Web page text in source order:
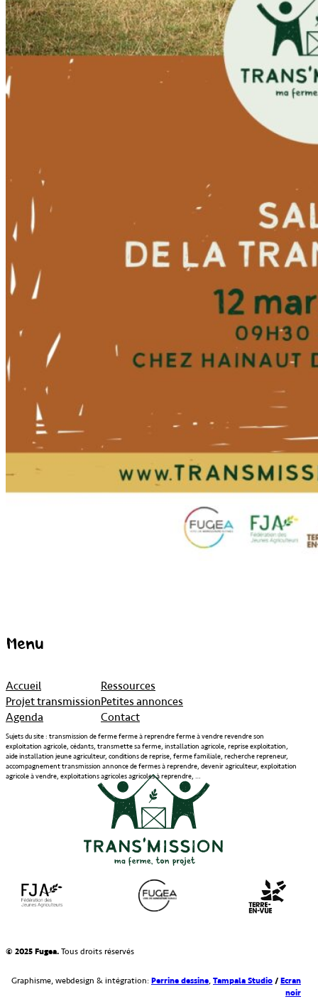
Menu
Accueil
Projet transmission
Agenda
Ressources
Petites annonces
Contact
Sujets du site : transmission de ferme ferme à reprendre ferme à vendre revendre son
exploitation agricole, cédants, transmette sa ferme, installation agricole, reprise exploitation,
aide installation jeune agriculteur, conditions de reprise, ferme familiale, recherche repreneur,
accompagnement transmission annonce de fermes à reprendre, devenir agriculteur, exploitation
agricole à vendre, exploitations agricoles agricoles à reprendre, …
© 2025 Fugea.Tous droits réservés
Graphisme, webdesign & intégration: Perrine dessine,Tampala Studio/Ecran
noir